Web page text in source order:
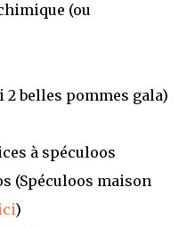
(ou
belles pommes gala)
à spéculoos
(Spéculoos maison
)